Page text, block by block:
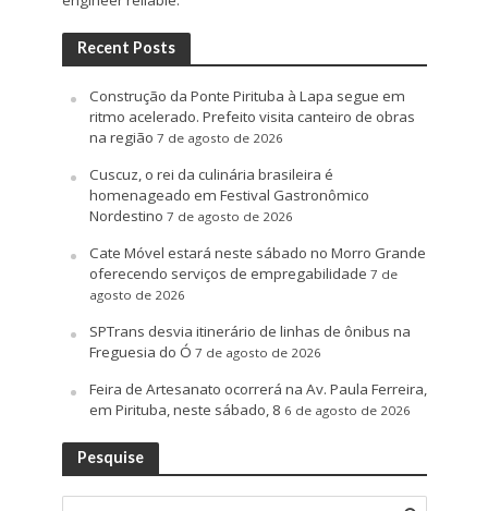
Recent Posts
Construção da Ponte Pirituba à Lapa segue em
ritmo acelerado. Prefeito visita canteiro de obras
na região 7 de agosto de 2026
Cuscuz, o rei da culinária brasileira é
homenageado em Festival Gastronômico
Nordestino 7 de agosto de 2026
Cate Móvel estará neste sábado no Morro Grande
oferecendo serviços de empregabilidade 7 de
agosto de 2026
SPTrans desvia itinerário de linhas de ônibus na
Freguesia do Ó 7 de agosto de 2026
Feira de Artesanato ocorrerá na Av. Paula Ferreira,
em Pirituba, neste sábado, 8 6 de agosto de 2026
Pesquise